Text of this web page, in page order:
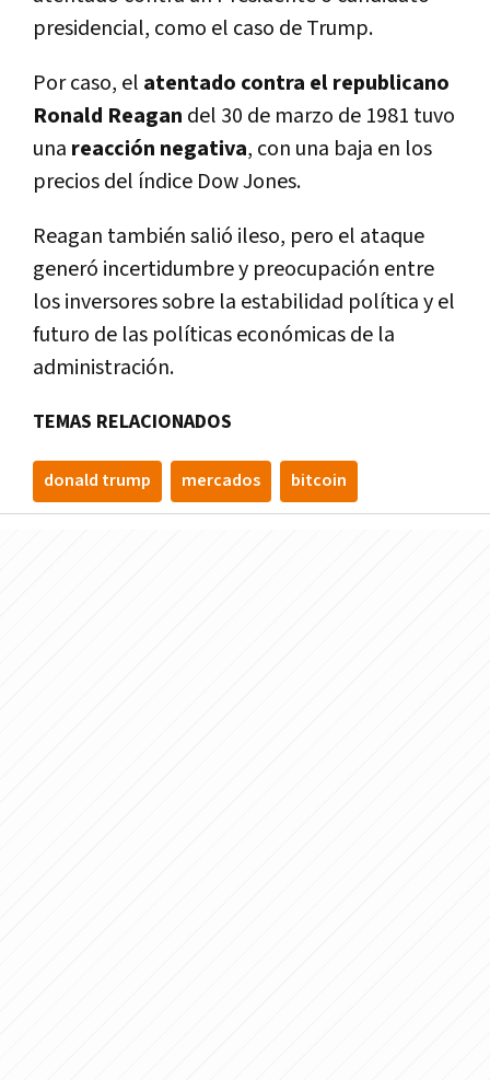
presidencial, como el caso de Trump.
Por caso, el atentado contra el republicano
Ronald Reagan del 30 de marzo de 1981 tuvo
una reacción negativa, con una baja en los
precios del índice Dow Jones.
Reagan también salió ileso, pero el ataque
generó incertidumbre y preocupación entre
los inversores sobre la estabilidad política y el
futuro de las políticas económicas de la
administración.
TEMAS RELACIONADOS
donald trump mercados bitcoin